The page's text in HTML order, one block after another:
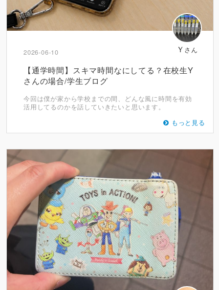
Ｙ さん
2026-06-10
【通学時間】スキマ時間なにしてる？在校生Y
さんの場合/学生ブログ
今回は僕が家から学校までの間、どんな風に時間を有効
活用してるのかを話していきたいと思います。
もっと見る